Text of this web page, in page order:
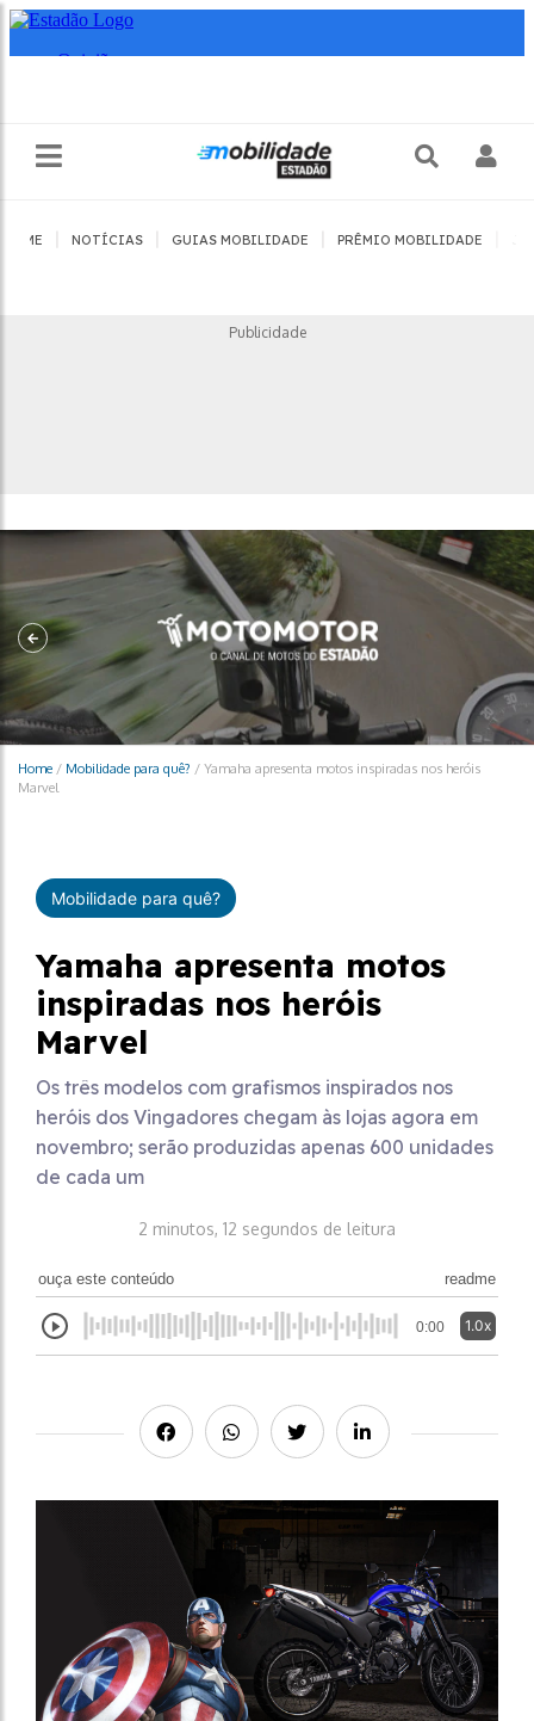
HOME NOTÍCIAS GUIAS MOBILIDADE PRÊMIO MOBILIDADE
Publicidade
Home / Mobilidade para quê? / Yamaha apresenta motos inspiradas nos heróis
Marvel
Mobilidade para quê?
Yamaha apresenta motos
inspiradas nos heróis
Marvel
Os três modelos com grafismos inspirados nos
heróis dos Vingadores chegam às lojas agora em
novembro; serão produzidas apenas 600 unidades
de cada um
2 minutos, 12 segundos de leitura
ouça este conteúdo readme
0:00 1.0x